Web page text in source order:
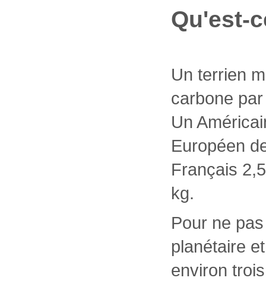
Qu'est-
Un terrien
carbone
Un
Européen
Français
kg.
Pour ne
planétaire
environ